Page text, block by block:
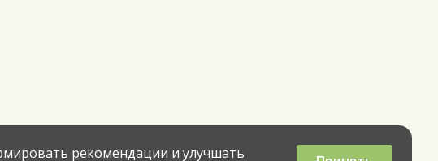
рекомендации и улучшать